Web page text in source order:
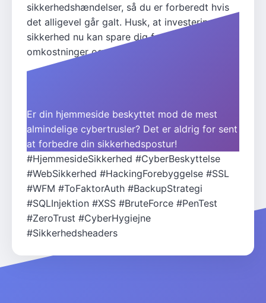
sikkerhedshændelser, så du er forberedt hvis
det alligevel går galt. Husk, at investering i
sikkerhed nu kan spare dig for betydelige
omkostninger og reputationsskade i fremtiden.
Er din hjemmeside beskyttet mod de mest
almindelige cybertrusler? Det er aldrig for sent
at forbedre din sikkerhedspostur!
#HjemmesideSikkerhed #CyberBeskyttelse
#WebSikkerhed #HackingForebyggelse #SSL
#WFM #ToFaktorAuth #BackupStrategi
#SQLInjektion #XSS #BruteForce #PenTest
#ZeroTrust #CyberHygiejne
#Sikkerhedsheaders